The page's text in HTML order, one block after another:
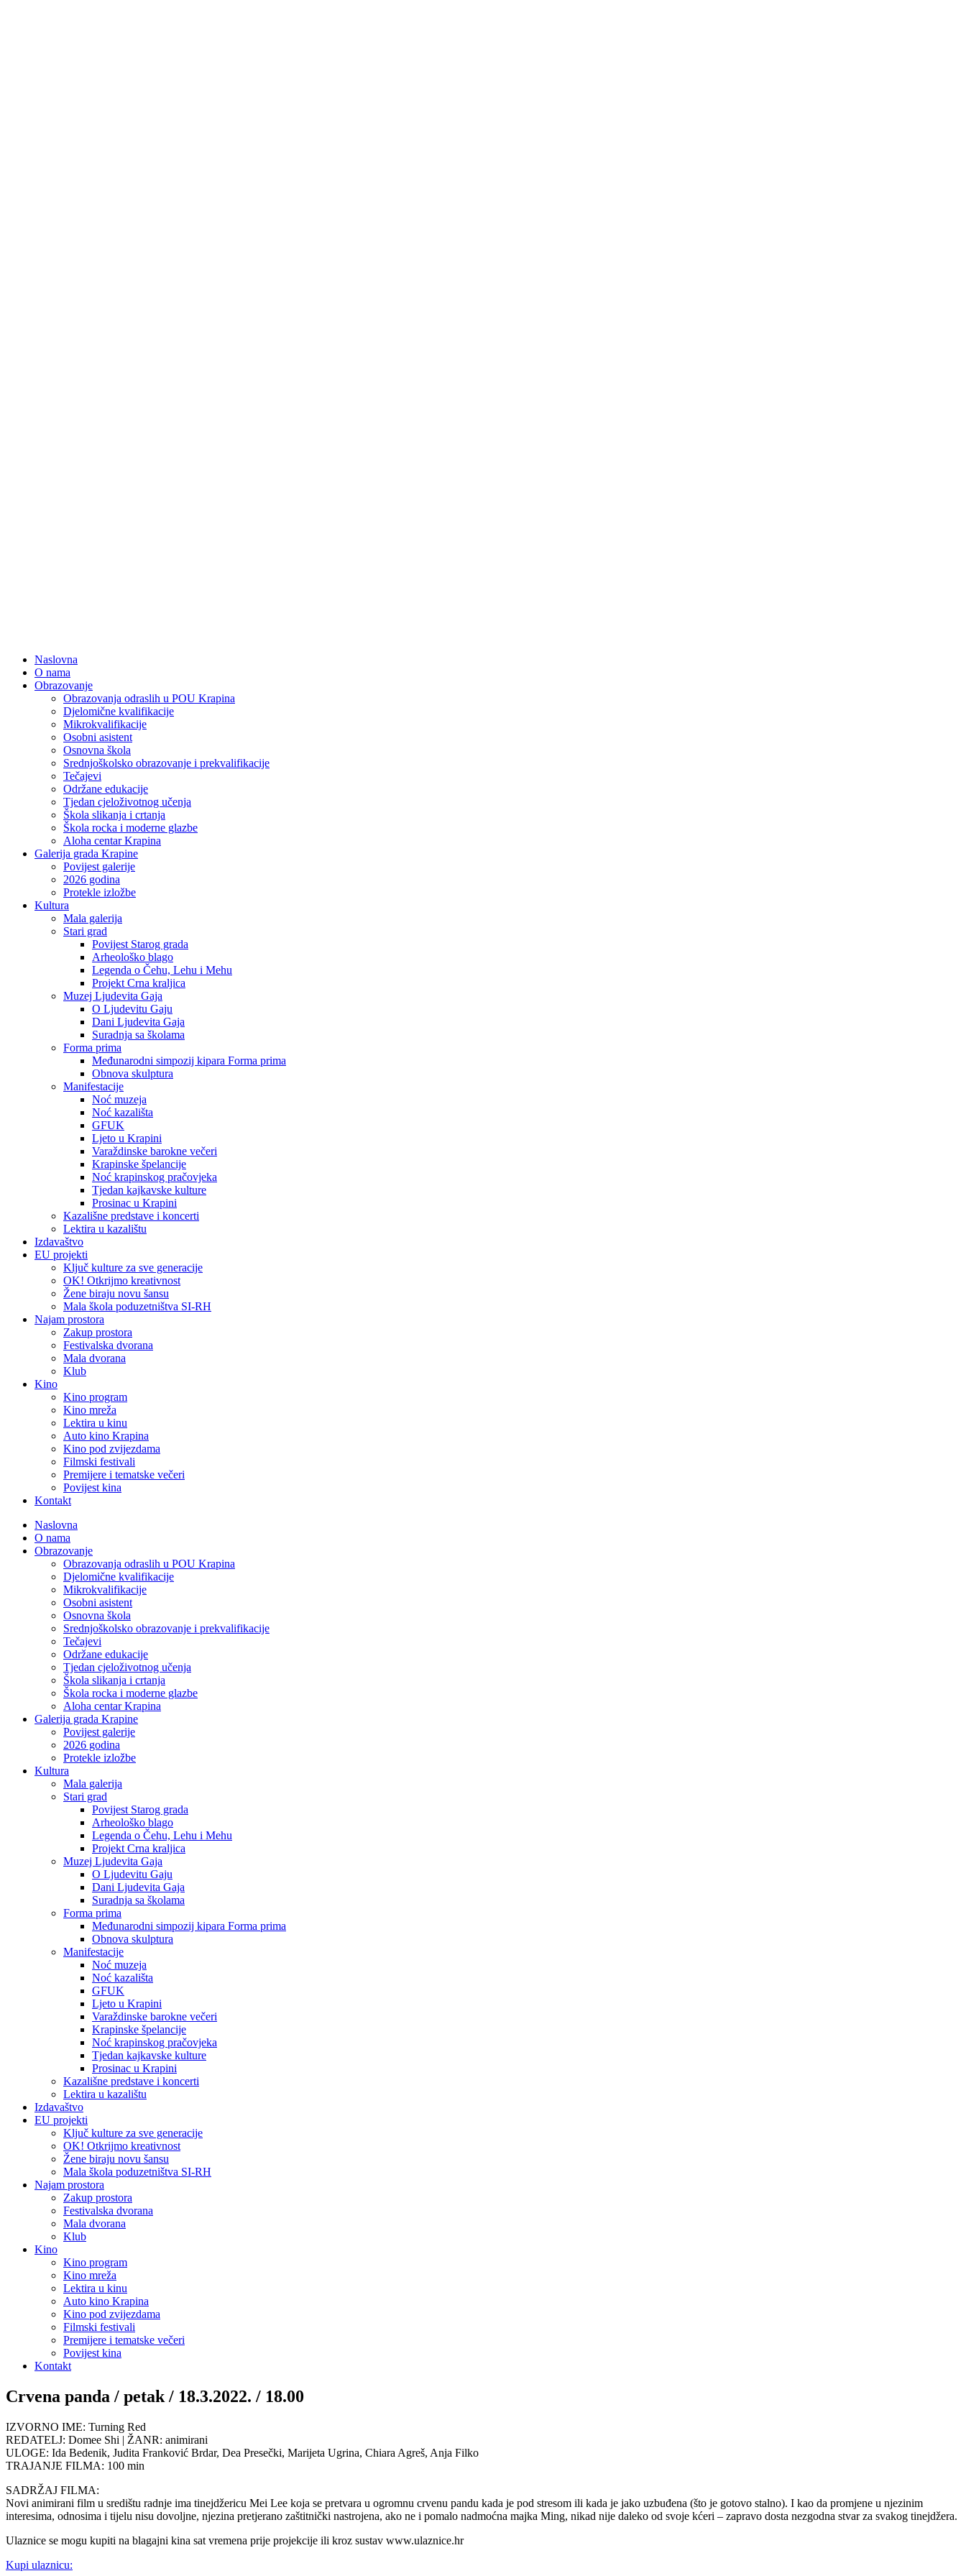
Naslovna
O nama
Obrazovanje
Obrazovanja odraslih u POU Krapina
Djelomične kvalifikacije
Mikrokvalifikacije
Osobni asistent
Osnovna škola
Srednjoškolsko obrazovanje i prekvalifikacije
Tečajevi
Održane edukacije
Tjedan cjeloživotnog učenja
Škola slikanja i crtanja
Škola rocka i moderne glazbe
Aloha centar Krapina
Galerija grada Krapine
Povijest galerije
2026 godina
Protekle izložbe
Kultura
Mala galerija
Stari grad
Povijest Starog grada
Arheološko blago
Legenda o Čehu, Lehu i Mehu
Projekt Crna kraljica
Muzej Ljudevita Gaja
O Ljudevitu Gaju
Dani Ljudevita Gaja
Suradnja sa školama
Forma prima
Međunarodni simpozij kipara Forma prima
Obnova skulptura
Manifestacije
Noć muzeja
Noć kazališta
GFUK
Ljeto u Krapini
Varaždinske barokne večeri
Krapinske špelancije
Noć krapinskog pračovjeka
Tjedan kajkavske kulture
Prosinac u Krapini
Kazališne predstave i koncerti
Lektira u kazalištu
Izdavaštvo
EU projekti
Ključ kulture za sve generacije
OK! Otkrijmo kreativnost
Žene biraju novu šansu
Mala škola poduzetništva SI-RH
Najam prostora
Zakup prostora
Festivalska dvorana
Mala dvorana
Klub
Kino
Kino program
Kino mreža
Lektira u kinu
Auto kino Krapina
Kino pod zvijezdama
Filmski festivali
Premijere i tematske večeri
Povijest kina
Kontakt
Naslovna
O nama
Obrazovanje
Obrazovanja odraslih u POU Krapina
Djelomične kvalifikacije
Mikrokvalifikacije
Osobni asistent
Osnovna škola
Srednjoškolsko obrazovanje i prekvalifikacije
Tečajevi
Održane edukacije
Tjedan cjeloživotnog učenja
Škola slikanja i crtanja
Škola rocka i moderne glazbe
Aloha centar Krapina
Galerija grada Krapine
Povijest galerije
2026 godina
Protekle izložbe
Kultura
Mala galerija
Stari grad
Povijest Starog grada
Arheološko blago
Legenda o Čehu, Lehu i Mehu
Projekt Crna kraljica
Muzej Ljudevita Gaja
O Ljudevitu Gaju
Dani Ljudevita Gaja
Suradnja sa školama
Forma prima
Međunarodni simpozij kipara Forma prima
Obnova skulptura
Manifestacije
Noć muzeja
Noć kazališta
GFUK
Ljeto u Krapini
Varaždinske barokne večeri
Krapinske špelancije
Noć krapinskog pračovjeka
Tjedan kajkavske kulture
Prosinac u Krapini
Kazališne predstave i koncerti
Lektira u kazalištu
Izdavaštvo
EU projekti
Ključ kulture za sve generacije
OK! Otkrijmo kreativnost
Žene biraju novu šansu
Mala škola poduzetništva SI-RH
Najam prostora
Zakup prostora
Festivalska dvorana
Mala dvorana
Klub
Kino
Kino program
Kino mreža
Lektira u kinu
Auto kino Krapina
Kino pod zvijezdama
Filmski festivali
Premijere i tematske večeri
Povijest kina
Kontakt
Crvena panda / petak / 18.3.2022. / 18.00
IZVORNO IME: Turning Red
REDATELJ: Domee Shi | ŽANR: animirani
ULOGE: Ida Bedenik, Judita Franković Brdar, Dea Presečki, Marijeta Ugrina, Chiara Agreš, Anja Filko
TRAJANJE FILMA: 100 min
SADRŽAJ FILMA:
Novi animirani film u središtu radnje ima tinejdžericu Mei Lee koja se pretvara u ogromnu crvenu pandu kada je pod stresom ili kada je jako uzbuđena (što je gotovo stalno). I kao da promjene u njezinim
interesima, odnosima i tijelu nisu dovoljne, njezina pretjerano zaštitnički nastrojena, ako ne i pomalo nadmoćna majka Ming, nikad nije daleko od svoje kćeri – zapravo dosta nezgodna stvar za svakog tinejdžera.
Ulaznice se mogu kupiti na blagajni kina sat vremena prije projekcije ili kroz sustav www.ulaznice.hr
Kupi ulaznicu: